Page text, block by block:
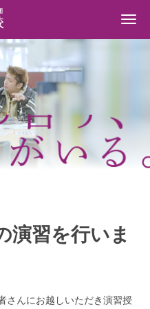
演習を行いま
さんにお越しいただき演習授